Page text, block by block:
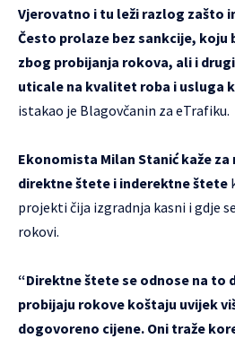
Vjerovatno i tu leži razlog zašto
Često prolaze bez sankcije, koju
zbog probijanja rokova, ali i
uticale na kvalitet roba i usluga
istakao je Blagovčanin za eTrafiku.
Ekonomista Milan Stanić kaže
direktne štete i inderektne štete
projekti čija izgradnja kasni i gdje
rokovi.
“Direktne štete se odnose na to
probijaju rokove koštaju uvijek
dogovoreno cijene. Oni traže